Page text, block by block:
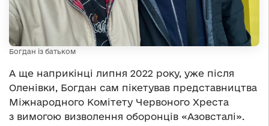
Богдан із батьком
А ще наприкінці липня 2022 року, уже після
Оленівки, Богдан сам пікетував представництва
Міжнародного Комітету Червоного Хреста
з вимогою визволення оборонців «Азовсталі».